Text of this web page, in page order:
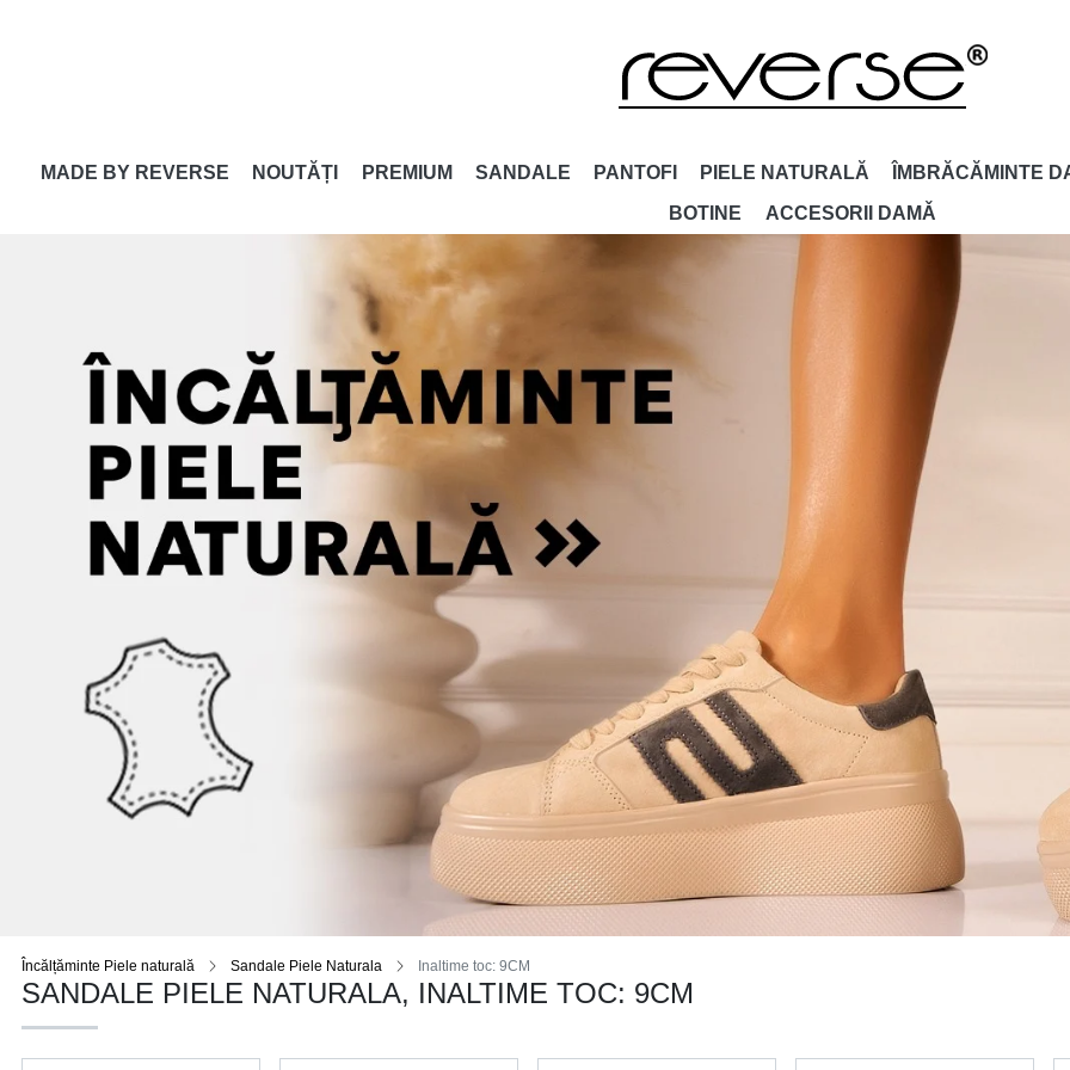
MADE BY REVERSE NOUTĂȚI PREMIUM SANDALE PANTOFI PIELE NATURALĂ
ÎMBRĂCĂMINTE
BOTINE
ACCESORII DAMǍ
Încălțăminte Piele naturală Sandale Piele Naturala Inaltime toc: 9CM
SANDALE PIELE NATURALA, INALTIME TOC: 9CM